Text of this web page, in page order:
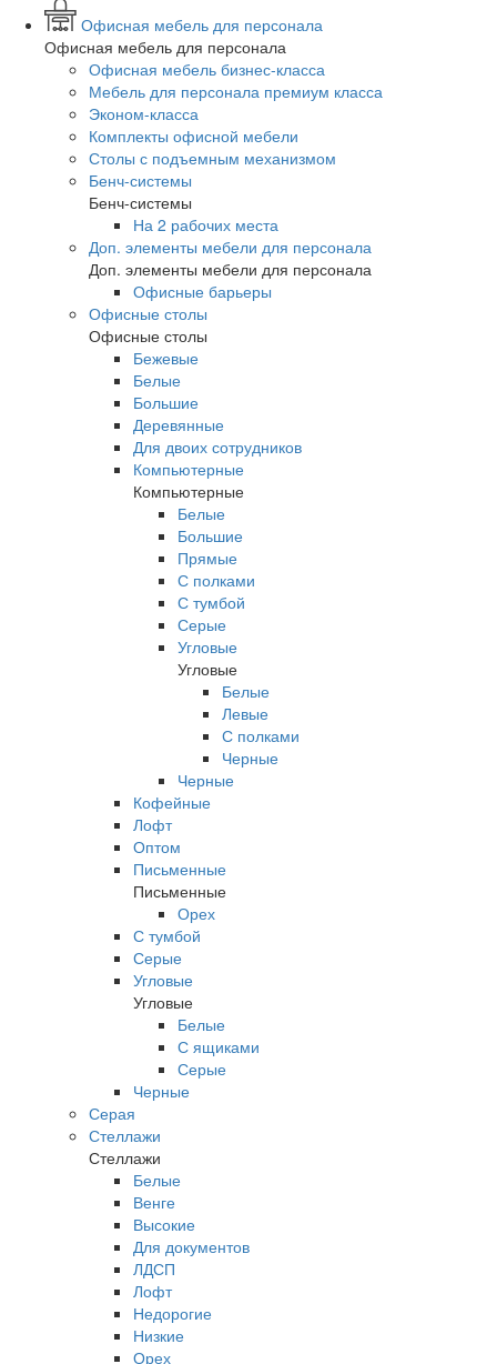
Офисная мебель для персонала
Офисная мебель для персонала
Офисная мебель бизнес-класса
Мебель для персонала премиум класса
Эконом-класса
Комплекты офисной мебели
Столы с подъемным механизмом
Бенч-системы
Бенч-системы
На 2 рабочих места
Доп. элементы мебели для персонала
Доп. элементы мебели для персонала
Офисные барьеры
Офисные столы
Офисные столы
Бежевые
Белые
Большие
Деревянные
Для двоих сотрудников
Компьютерные
Компьютерные
Белые
Большие
Прямые
С полками
С тумбой
Серые
Угловые
Угловые
Белые
Левые
С полками
Черные
Черные
Кофейные
Лофт
Оптом
Письменные
Письменные
Орех
С тумбой
Серые
Угловые
Угловые
Белые
С ящиками
Серые
Черные
Серая
Стеллажи
Стеллажи
Белые
Венге
Высокие
Для документов
ЛДСП
Лофт
Недорогие
Низкие
Орех